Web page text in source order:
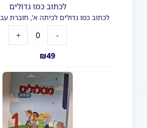
לכתוב כמו גדולים
לכתוב כמו גדולים לכיתה א', חוברת
-
+
₪49